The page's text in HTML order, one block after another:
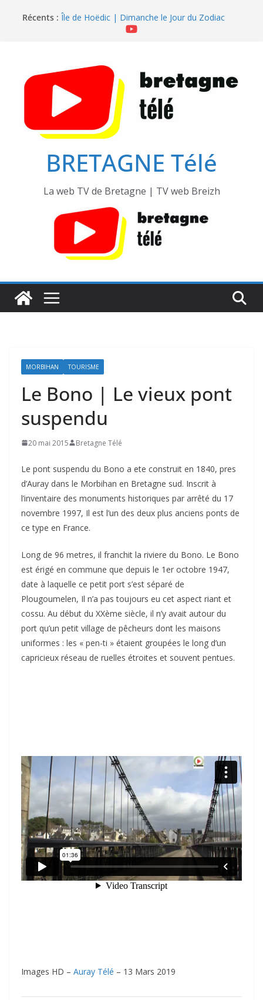
Récents : Île de Hoëdic | Dimanche le Jour du Zodiac
Île de Hoëdic | Le Beau Fort
BRETAGNE Télé
La web TV de Bretagne | TV web Breizh
MORBIHAN TOURISME
Le Bono | Le vieux pont
suspendu
20 mai 2015 Bretagne Télé
Le pont suspendu du Bono a ete construit en 1840, pres
d’Auray dans le Morbihan en Bretagne sud. Inscrit à
l’inventaire des monuments historiques par arrêté du 17
novembre 1997, Il est l’un des deux plus anciens ponts de
ce type en France.
Long de 96 metres, il franchit la riviere du Bono. Le Bono
est érigé en commune que depuis le 1er octobre 1947,
date à laquelle ce petit port s’est séparé de
Plougoumelen, Il n’a pas toujours eu cet aspect riant et
cossu. Au début du XXème siècle, il n’y avait autour du
port qu’un petit village de pêcheurs dont les maisons
uniformes : les « pen-ti » étaient groupées le long d’un
capricieux réseau de ruelles étroites et souvent pentues.
Images HD – Auray Télé – 13 Mars 2019